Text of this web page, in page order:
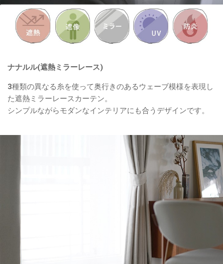
ナナルル(遮熱ミラーレース)
3種類の異なる糸を使って奥行きのあるウェーブ模様を表現し
た遮熱ミラーレースカーテン。
シンプルながらモダンなインテリアにも合うデザインです。